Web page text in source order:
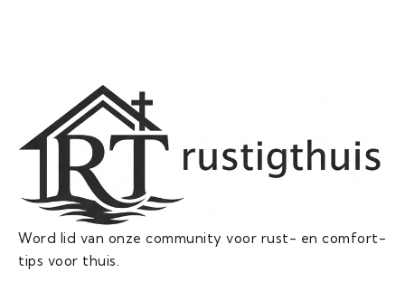
Word lid van onze community voor rust- en comfort-
tips voor thuis.